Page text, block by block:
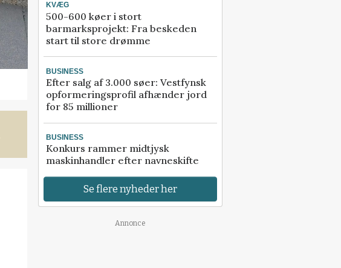
KVÆG
500-600 køer i stort
barmarksprojekt: Fra beskeden
start til store drømme
BUSINESS
Efter salg af 3.000 søer: Vestfynsk
opformeringsprofil afhænder jord
for 85 millioner
BUSINESS
Konkurs rammer midtjysk
maskinhandler efter navneskifte
Se flere nyheder her
Annonce